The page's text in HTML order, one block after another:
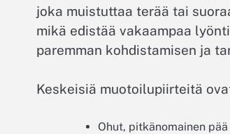
joka muistuttaa terää tai
mikä edistää vakaampaa
paremman kohdistamisen ja
Keskeisiä muotoilupiirteitä
Ohut, pitkänomainen